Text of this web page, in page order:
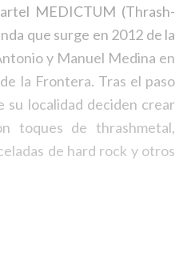
MEDICTUM (Thrash-
que surge en 2012 de la
y Manuel Medina en
la Frontera. Tras el paso
su localidad deciden crear
toques de thrashmetal,
de hard rock y otros